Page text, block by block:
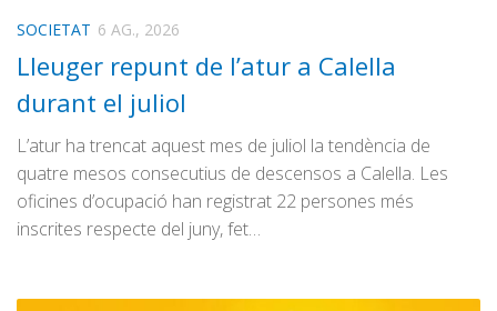
SOCIETAT 6 AG., 2026
Lleuger repunt de l’atur a Calella
durant el juliol
L’atur ha trencat aquest mes de juliol la tendència de
quatre mesos consecutius de descensos a Calella. Les
oficines d’ocupació han registrat 22 persones més
inscrites respecte del juny, fet…